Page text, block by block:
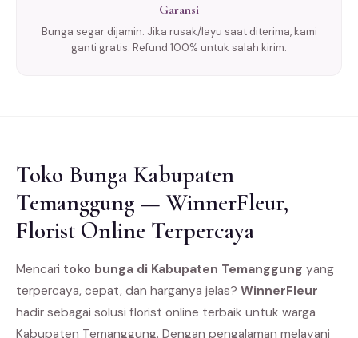
Garansi
Bunga segar dijamin. Jika rusak/layu saat diterima, kami
ganti gratis. Refund 100% untuk salah kirim.
Toko Bunga Kabupaten
Temanggung — WinnerFleur,
Florist Online Terpercaya
Mencari toko bunga di Kabupaten Temanggung yang
terpercaya, cepat, dan harganya jelas? WinnerFleur
hadir sebagai solusi florist online terbaik untuk warga
Kabupaten Temanggung. Dengan pengalaman melayani